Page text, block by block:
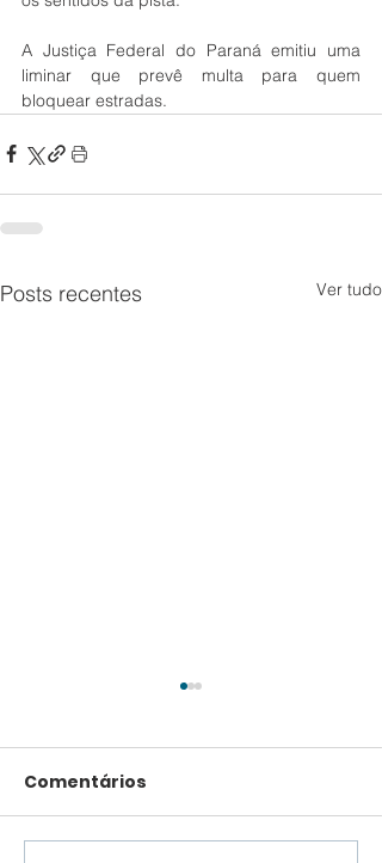
A Justiça Federal do Paraná emitiu uma
liminar que prevê multa para quem
bloquear estradas.
Posts recentes Ver tudo
Comentários